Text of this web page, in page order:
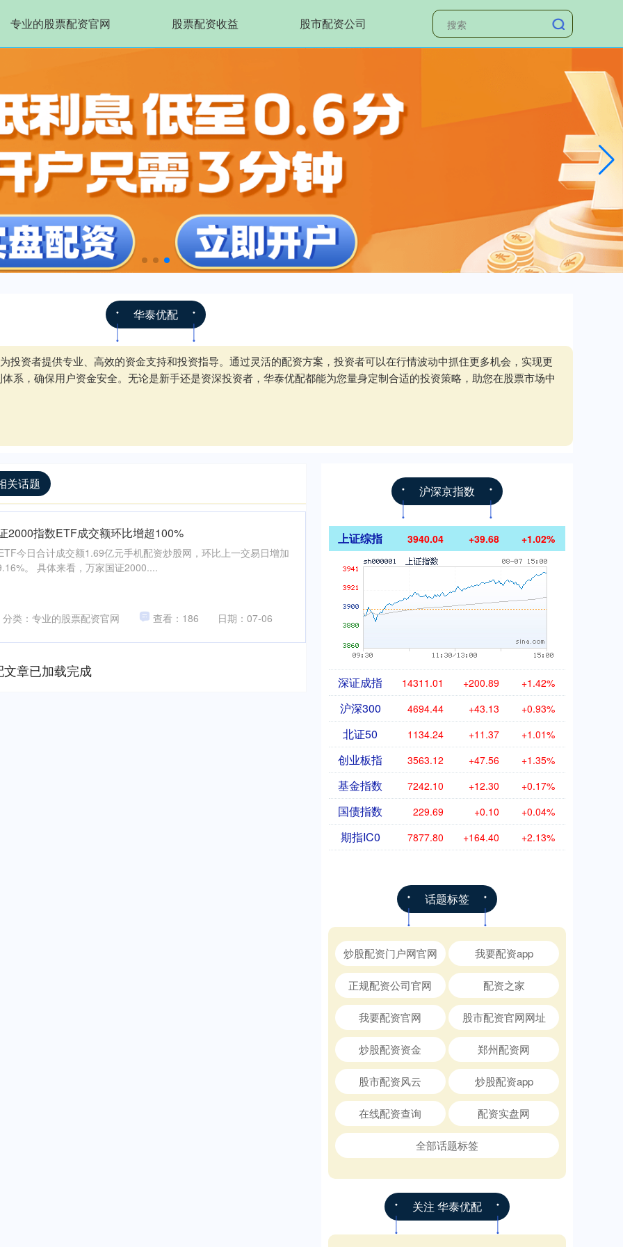
专业的股票配资官网 股票配资收益 股市配资公司
华泰优配
投资者提供专业、高效的资金支持和投资指导。通过灵活的配资方案，投资者可以在行情波动中抓住更多机会，实现更
系，确保用户资金安全。无论是新手还是资深投资者，华泰优配都能为您量身定制合适的投资策略，助您在股票市场中
关话题
2000指数ETF成交额环比增超100%
今日合计成交额1.69亿元手机配资炒股网，环比上一交易日增加
。 具体来看，万家国证2000....
分类：专业的股票配资官网 查看：186 日期：07-06
章已加载完成
沪深京指数
上证综指 3940.04 +39.68 +1.02%
深证成指 14311.01 +200.89 +1.42%
沪深300 4694.44 +43.13 +0.93%
北证50 1134.24 +11.37 +1.01%
创业板指 3563.12 +47.56 +1.35%
基金指数 7242.10 +12.30 +0.17%
国债指数 229.69 +0.10 +0.04%
期指IC0 7877.80 +164.40 +2.13%
话题标签
炒股配资门户网官网 我要配资app
正规配资公司官网 配资之家
我要配资官网 股市配资官网网址
炒股配资资金 郑州配资网
股市配资风云 炒股配资app
在线配资查询 配资实盘网
全部话题标签
关注 华泰优配